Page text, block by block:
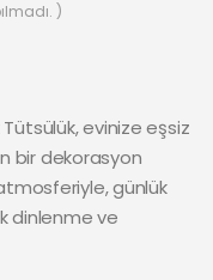
)
Tütsülük, evinize eşsiz
bir dekorasyon
atmosferiyle, günlük
dinlenme ve